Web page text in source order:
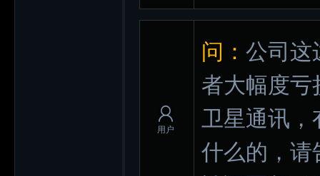
用户
问： 公司这
者大幅度亏
卫星通讯，
什么的，请